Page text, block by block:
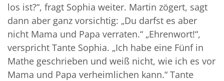
los ist?“, fragt Sophia weiter. Martin zögert, sagt
dann aber ganz vorsichtig: „Du darfst es aber
nicht Mama und Papa verraten.“ „Ehrenwort!“,
verspricht Tante Sophia. „Ich habe eine Fünf in
Mathe geschrieben und weiß nicht, wie ich es vor
Mama und Papa verheimlichen kann.“ Tante